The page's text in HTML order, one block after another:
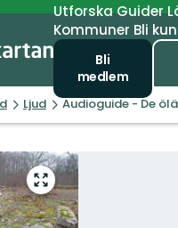
UtforskaGuider
Kommuner Bli
Bli
medlem
Ljud Audioguide - De
Gå
till
helskärmsläge